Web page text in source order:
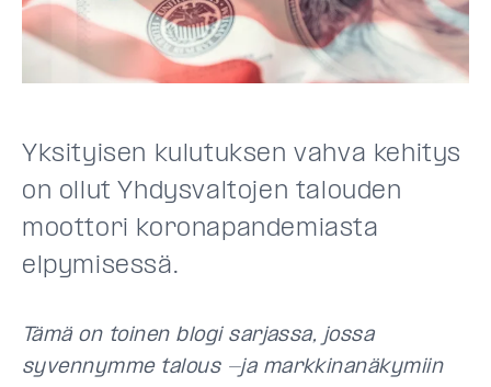
Yksityisen kulutuksen vahva kehitys
on ollut Yhdysvaltojen talouden
moottori koronapandemiasta
elpymisessä.
Tämä on toinen blogi sarjassa, jossa
syvennymme talous -ja markkinanäkymiin